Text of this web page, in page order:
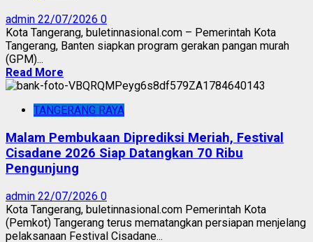
admin 22/07/2026 0
Kota Tangerang, buletinnasional.com – Pemerintah Kota
Tangerang, Banten siapkan program gerakan pangan murah
(GPM)...
Read More
TANGERANG RAYA
Malam Pembukaan Diprediksi Meriah, Festival
Cisadane 2026 Siap Datangkan 70 Ribu
Pengunjung
admin 22/07/2026 0
Kota Tangerang, buletinnasional.com Pemerintah Kota
(Pemkot) Tangerang terus mematangkan persiapan menjelang
pelaksanaan Festival Cisadane...